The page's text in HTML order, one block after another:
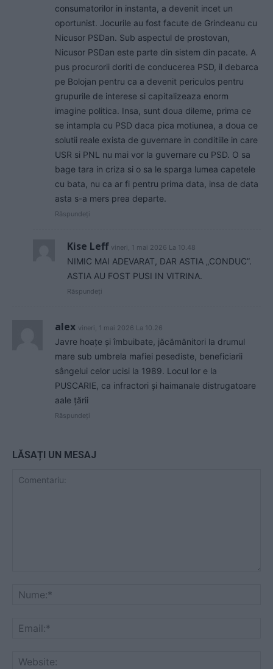
consumatorilor in instanta, a devenit incet un
oportunist. Jocurile au fost facute de Grindeanu cu
Nicusor PSDan. Sub aspectul de prostovan,
Nicusor PSDan este parte din sistem din pacate. A
pus procurorii doriti de conducerea PSD, il debarca
pe Bolojan pentru ca a devenit periculos pentru
grupurile de interese si capitalizeaza enorm
imagine politica. Insa, sunt doua dileme, prima ce
se intampla cu PSD daca pica motiunea, a doua ce
solutii reale exista de guvernare in conditiile in care
USR si PNL nu mai vor la guvernare cu PSD. O sa
bage tara in criza si o sa le sparga lumea capetele
cu bata, nu ca ar fi pentru prima data, insa de data
asta s-a mers prea departe.
Răspundeți
Kise Leff vineri, 1 mai 2026 La 10.48
NIMIC MAI ADEVARAT, DAR ASTIA „CONDUC”.
ASTIA AU FOST PUSI IN VITRINA.
Răspundeți
alex vineri, 1 mai 2026 La 10.26
Javre hoațe și îmbuibate, jăcămănitori la drumul
mare sub umbrela mafiei pesediste, beneficiarii
sângelui celor ucisi la 1989. Locul lor e la
PUSCARIE, ca infractori și haimanale distrugatoare
aale țării
Răspundeți
LĂSAȚI UN MESAJ